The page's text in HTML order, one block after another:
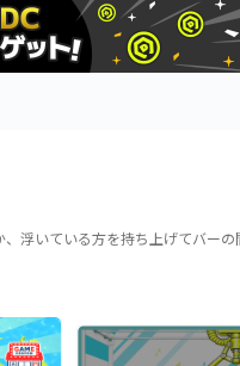
浮いている方を持ち上げてバーの